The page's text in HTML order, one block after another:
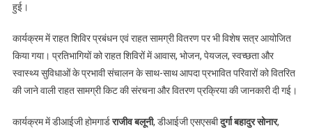
हुई।
कार्यक्रम में राहत शिविर प्रबंधन एवं राहत सामग्री वितरण पर भी विशेष सत्र आयोजित
किया गया। प्रतिभागियों को राहत शिविरों में आवास, भोजन, पेयजल, स्वच्छता और
स्वास्थ्य सुविधाओं के प्रभावी संचालन के साथ-साथ आपदा प्रभावित परिवारों को वितरित
की जाने वाली राहत सामग्री किट की संरचना और वितरण प्रक्रिया की जानकारी दी गई।
कार्यक्रम में डीआईजी होमगार्डराजीव बलूनी, डीआईजी एसएसबीदुर्गा बहादुर सोनार,